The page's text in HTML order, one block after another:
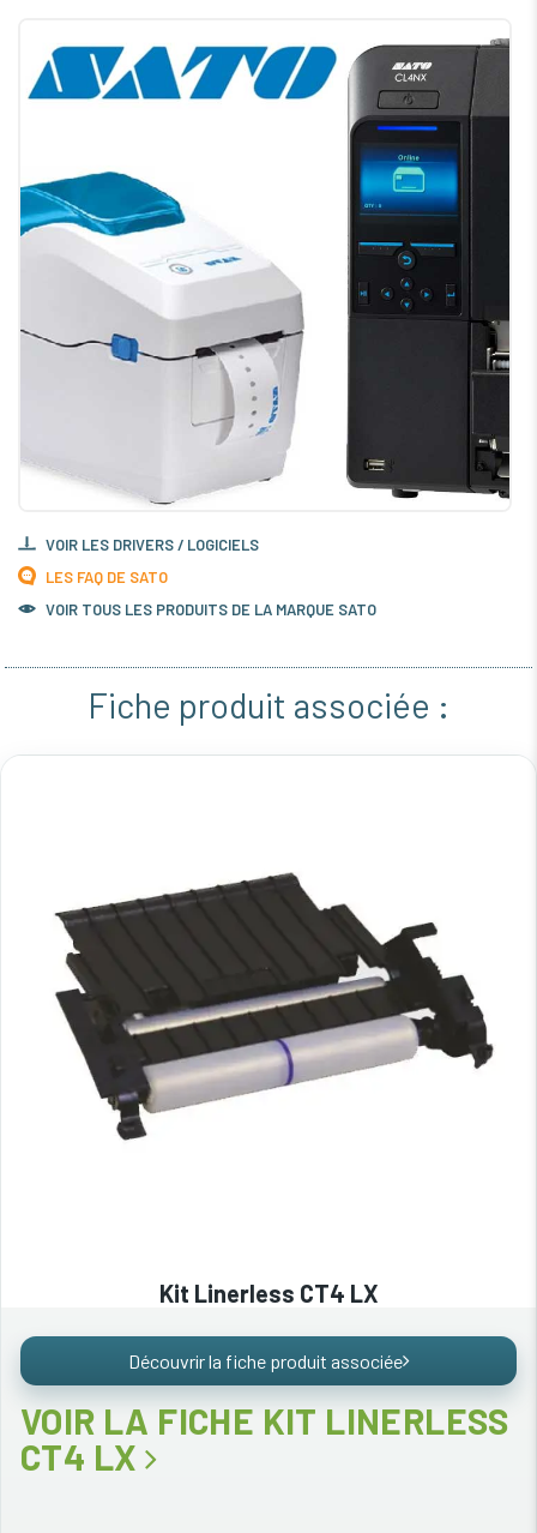
VOIR LES DRIVERS / LOGICIELS
LES FAQ DE SATO
VOIR TOUS LES PRODUITS DE LA MARQUE SATO
Fiche produit associée :
Kit Linerless CT4 LX
Découvrir la fiche produit associée
VOIR LA FICHE KIT LINERLESS
CT4 LX